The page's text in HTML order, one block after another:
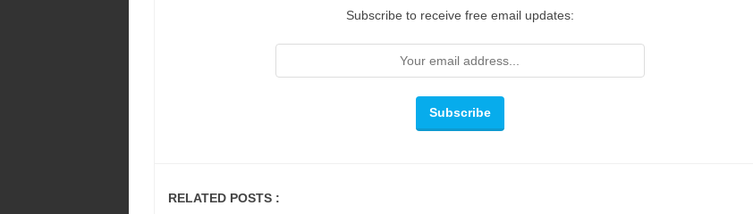
Subscribe to receive free email updates:
RELATED POSTS :